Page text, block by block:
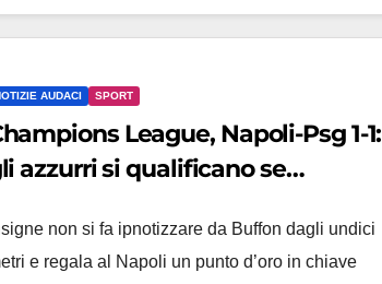
AUDACI SPORT
League, Napoli-Psg 1-1:
azzurri si qualificano se…
non si fa ipnotizzare da Buffon dagli undici
e regala al Napoli un punto d’oro in chiave